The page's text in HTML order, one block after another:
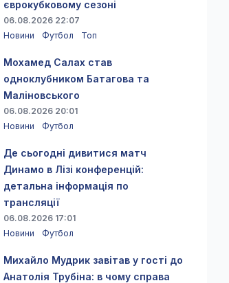
єврокубковому сезоні
06.08.2026 22:07
Новини
Футбол Топ
Мохамед Салах став
одноклубником Батагова та
Маліновського
06.08.2026 20:01
Новини
Футбол
Де сьогодні дивитися матч
Динамо в Лізі конференцій:
детальна інформація по
трансляції
06.08.2026 17:01
Новини
Футбол
Михайло Мудрик завітав у гості до
Анатолія Трубіна: в чому справа